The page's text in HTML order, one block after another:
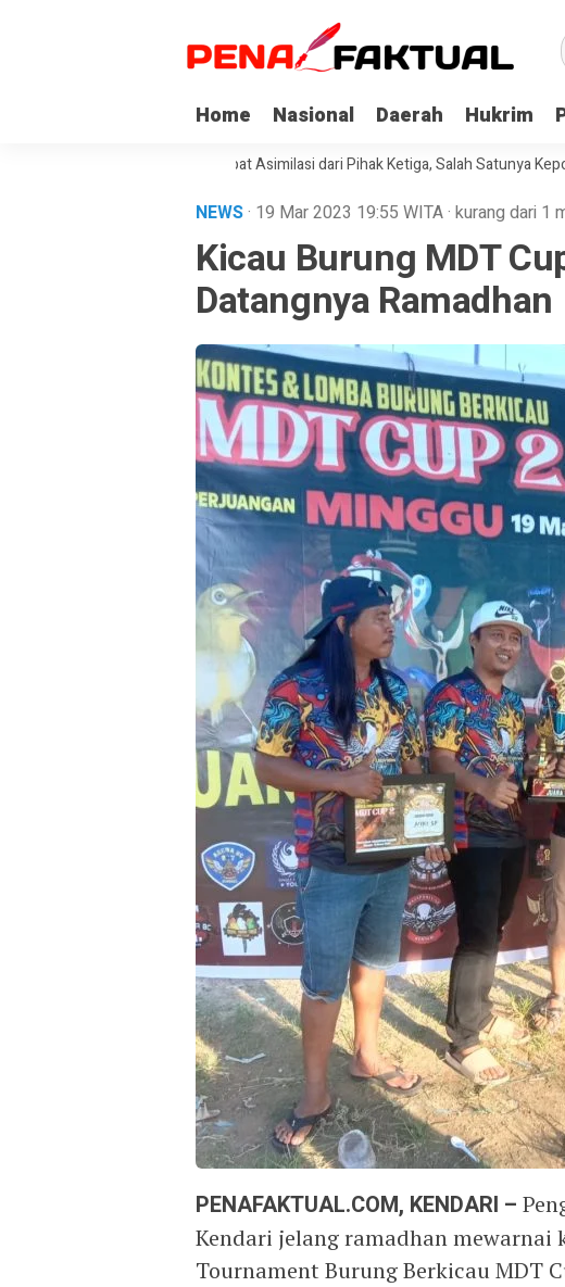
Home Nasional Daerah Hukrim
Korupsi di Sultra Dapat Asimilasi dari Pihak Ketiga, Salah Satunya Keponakan
NEWS· 19 Mar 2023 19:55 WITA· kurang dari 1
Kicau Burung MDT
Datangnya Ramadhan
PENAFAKTUAL.COM, KENDARI –
Kendari jelang ramadhan mewarnai
Tournament Burung Berkicau MDT